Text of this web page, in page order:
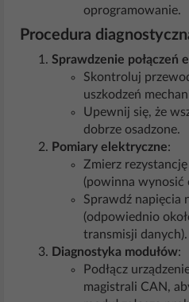
oprogramowanie.
Procedura
Sprawdzenie połączeń
Skontroluj
uszkodzeń
Upewnij się, że
dobrze osadzone.
Pomiary elektryczne:
Zmierz
(powinna wynosić
Sprawdź napięcia
(odpowiednio
transmisji danych).
Diagnostyka modułów:
Podłącz
magistrali CAN,